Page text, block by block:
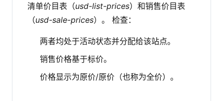
清单价目表（usd-list-prices）和销售价目表
（usd-sale-prices）。 检查：
两者均处于活动状态并分配给该站点。
销售价格基于标价。
价格显示为原价/原价（也称为全价）。